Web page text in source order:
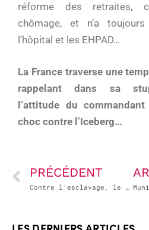
réforme des retraites,
chômage, et n’a
l’hôpital et les EHPAD…
La France traverse une
rappelant dans sa
l’attitude du
choc contre l’Iceberg…
PRÉCÉDENT
Contre l’esclavage, le racisme, les discriminations : la République et son idéal !